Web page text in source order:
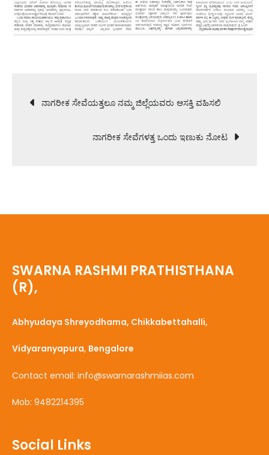
Post
navigation
ನಾಗರೀಕ ಸೇವೆಯತ್ತಲೂ ನಮ್ಮ ಜಿಲ್ಲೆಯವರು ಆಸಕ್ತಿ ವಹಿಸಲಿ
ನಾಗರೀಕ ಸೇವೆಗಳತ್ತ ಒಂದು ಇಣುಕು ನೋಟ
SWARNA RASHMI PRATHISTHANA
(R),
Abhyudaya Shreyodhama, Chikkabettahalli,
Vidyaranyapura, Bengalore
Contact email: info@swarnarashmiias.com
Mob: 9482214395
Social Links